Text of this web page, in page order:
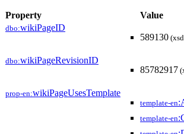
Property Value
dbo:wikiPageID
589130
dbo:wikiPageRevisionID
85782917
prop-en:wikiPageUsesTemplate
template-en
template-en